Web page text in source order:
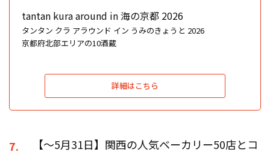
tantan kura around in 海の京都 2026
タンタン クラ アラウンド イン うみのきょうと 2026
京都府北部エリアの10酒蔵
詳細はこちら
7. 【〜5月31日】関西の人気ベーカリー50店とコ